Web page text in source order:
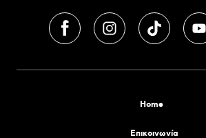
Home
Επικοινωνία